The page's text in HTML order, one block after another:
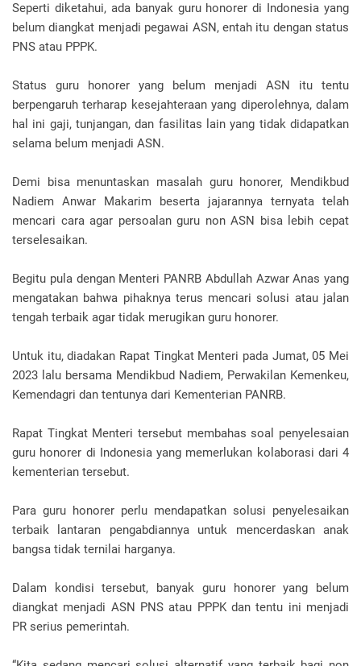
Seperti diketahui, ada banyak guru honorer di Indonesia yang
belum diangkat menjadi pegawai ASN, entah itu dengan status
PNS atau PPPK.
Status guru honorer yang belum menjadi ASN itu tentu
berpengaruh terharap kesejahteraan yang diperolehnya, dalam
hal ini gaji, tunjangan, dan fasilitas lain yang tidak didapatkan
selama belum menjadi ASN.
Demi bisa menuntaskan masalah guru honorer, Mendikbud
Nadiem Anwar Makarim beserta jajarannya ternyata telah
mencari cara agar persoalan guru non ASN bisa lebih cepat
terselesaikan.
Begitu pula dengan Menteri PANRB Abdullah Azwar Anas yang
mengatakan bahwa pihaknya terus mencari solusi atau jalan
tengah terbaik agar tidak merugikan guru honorer.
Untuk itu, diadakan Rapat Tingkat Menteri pada Jumat, 05 Mei
2023 lalu bersama Mendikbud Nadiem, Perwakilan Kemenkeu,
Kemendagri dan tentunya dari Kementerian PANRB.
Rapat Tingkat Menteri tersebut membahas soal penyelesaian
guru honorer di Indonesia yang memerlukan kolaborasi dari 4
kementerian tersebut.
Para guru honorer perlu mendapatkan solusi penyelesaikan
terbaik lantaran pengabdiannya untuk mencerdaskan anak
bangsa tidak ternilai harganya.
Dalam kondisi tersebut, banyak guru honorer yang belum
diangkat menjadi ASN PNS atau PPPK dan tentu ini menjadi
PR serius pemerintah.